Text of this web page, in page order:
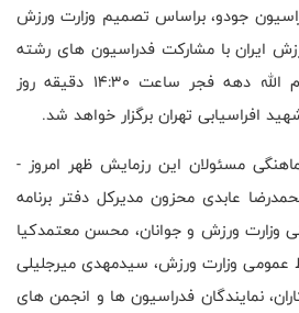
جودو، براساس تصمیم وزارت ورزش
ایران با مشارکت فدراسیون های رشته
های رزمی به مناسبت ایام الله دهه فجر ساعت ۱۴:۳۰ دقیقه روز
مسئولان این رزمایش ظهر امروز -
محمدرضا عابدی محزون مدیرکل دفتر برنامه
وزارت ورزش و جوانان، محسن معتمدکیا
عمومی وزارت ورزش، سیدمهدی میرجلیلی
نمایندگان فدراسیون ها و انجمن های